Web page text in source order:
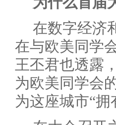
在数字经济
在与欧美同学
王丕君也透露
为欧美同学会
为这座城市“